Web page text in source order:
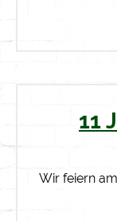
11
Wir feiern